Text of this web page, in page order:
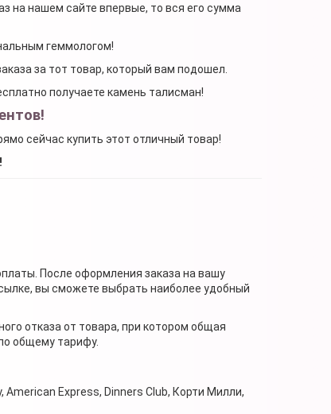
на нашем сайте впервые, то вся его сумма
геммологом!
за тот товар, который вам подошел.
получаете камень талисман!
сейчас купить этот отличный товар!
После оформления заказа на вашу
вы сможете выбрать наиболее удобный
отказа от товара, при котором общая
общему тарифу.
Express, Dinners Club, Корти Милли,